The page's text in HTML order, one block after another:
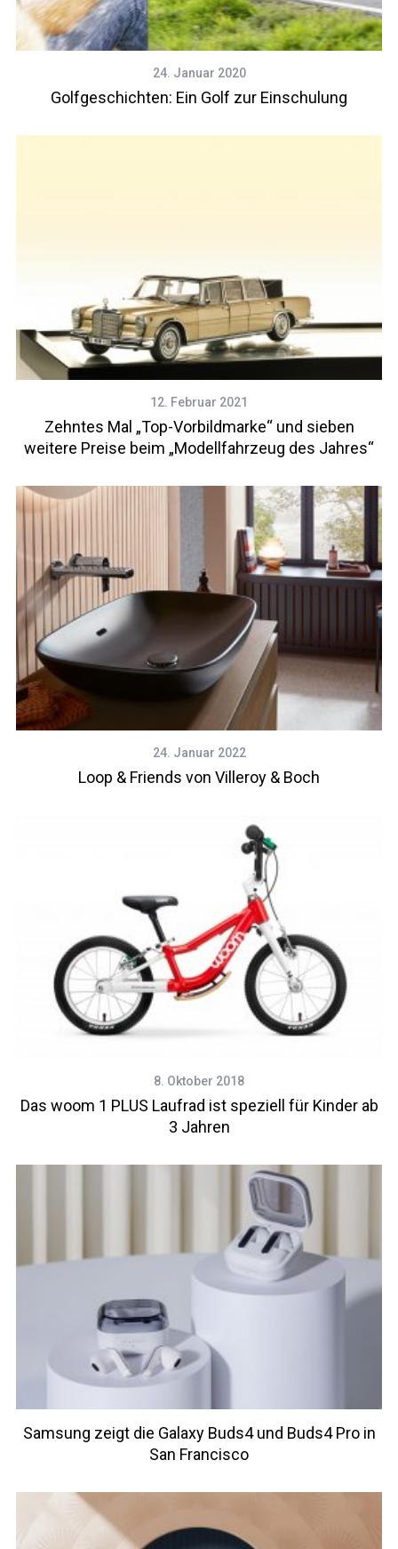
24. Januar 2020
Golfgeschichten: Ein Golf zur Einschulung
12. Februar 2021
Zehntes Mal „Top-Vorbildmarke“ und sieben
weitere Preise beim „Modellfahrzeug des Jahres“
24. Januar 2022
Loop & Friends von Villeroy & Boch
8. Oktober 2018
Das woom 1 PLUS Laufrad ist speziell für Kinder ab
3 Jahren
Samsung zeigt die Galaxy Buds4 und Buds4 Pro in
San Francisco